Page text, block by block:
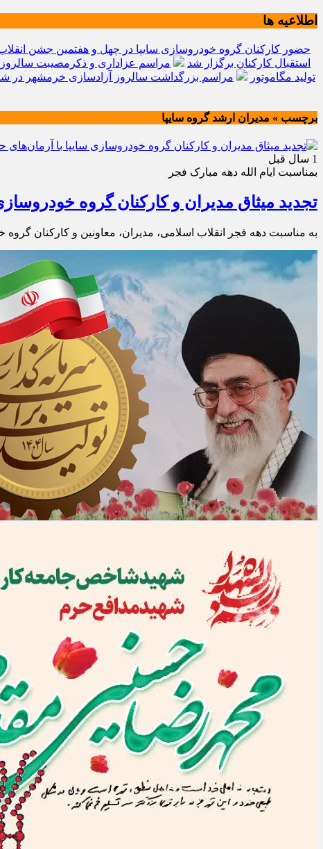
اطلاعیه ها
حضور کارکنان گروه خودروسازی سایپا در چهل و هفتمین جشن
استقبال کارکنان برگزار شد
مراسم عزاداری و ذکرمصیبت
تولید مگاموتور
مراسم بزرگداشت سالروز آزادسازی خرمشهر در
برچسب » مدیران ارشد گروه سایپا
1 سال قبل
بمناسبت ایام الله دهه مبارک فجر
تجدید میثاق مدیران و کارکنان گروه
به مناسبت دهه فجر انقلاب اسلامی، مدیران، معاونین و کارکنان